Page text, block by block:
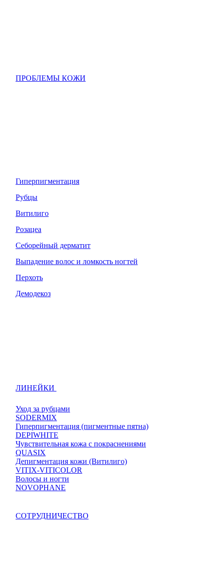
ПРОБЛЕМЫ КОЖИ
Гиперпигментация
Рубцы
Витилиго
Розацеа
Себорейный дерматит
Выпадение волос и ломкость ногтей
Перхоть
Демодекоз
ЛИНЕЙКИ
Уход за рубцами
SODERMIX
Гиперпигментация (пигментные пятна)
DEPIWHITE
Чувствительная кожа с покраснениями
QUASIX
Депигментация кожи (Витилиго)
VITIX-VITICOLOR
Волосы и ногти
NOVOPHANE
СОТРУДНИЧЕСТВО